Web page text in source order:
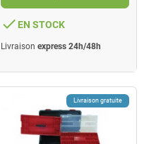
done EN STOCK
Livraison express 24h/48h
Livraison gratuite